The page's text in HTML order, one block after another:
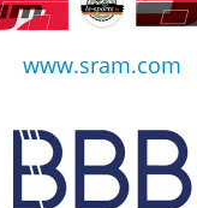
www.sram.com